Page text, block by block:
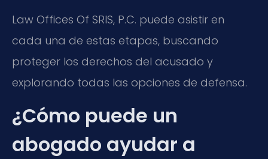
Law Offices Of SRIS, P.C. puede asistir en
cada una de estas etapas, buscando
proteger los derechos del acusado y
explorando todas las opciones de defensa.
¿Cómo puede un
abogado ayudar a